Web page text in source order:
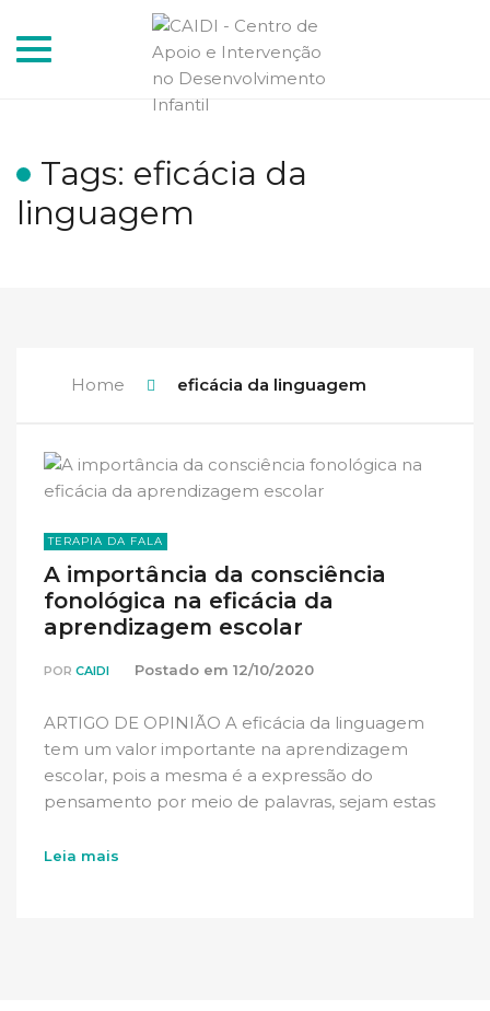
Toggle
Tags: eficácia da
linguagem
Home eficácia da linguagem
TERAPIA DA FALA
A importância da consciência
fonológica na eficácia da
aprendizagem escolar
POR CAIDI Postado em 12/10/2020
ARTIGO DE OPINIÃO A eficácia da linguagem
tem um valor importante na aprendizagem
escolar, pois a mesma é a expressão do
pensamento por meio de palavras, sejam estas
Leia mais